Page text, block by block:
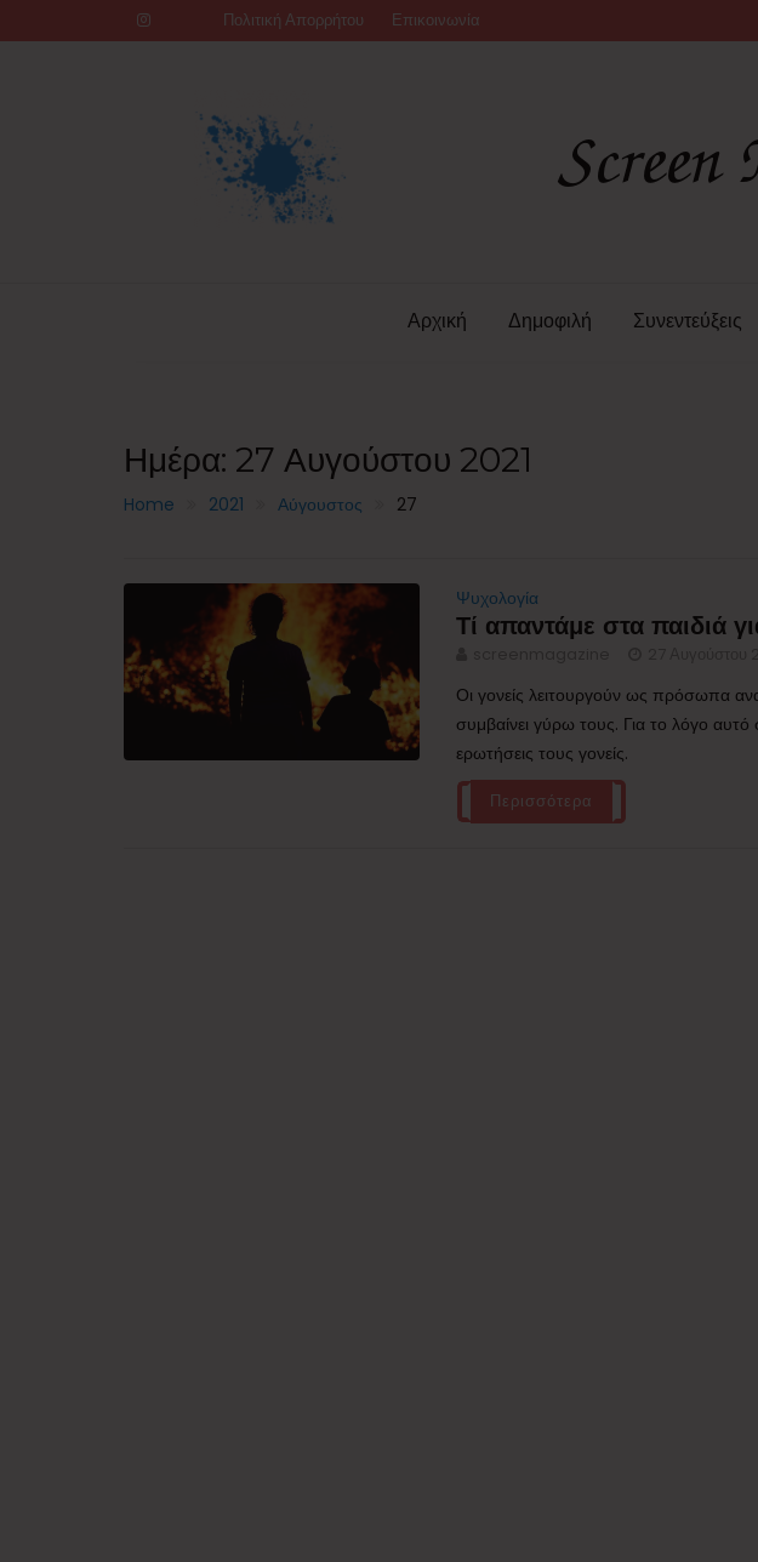
to
Πολιτική Απορρήτου Επικοινωνία
Αρχική Δημοφιλή Συνεντεύξεις
Ημέρα: 27 Αυγούστου 2021
Home 2021 Αύγουστος 27
Ψυχολογία
Τί απαντάμε στα παιδιά
Οι γονείς λειτουργούν ως πρόσωπα
συμβαίνει γύρω τους. Για το λόγο
ερωτήσεις τους γονείς.
Περισσότερα